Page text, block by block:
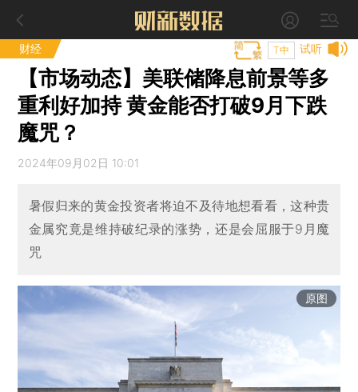
财经 试听
T中
【市场动态】美联储降息前景等多
重利好加持 黄金能否打破9月下跌
魔咒？
2024年09月02日 10:01
暑假归来的黄金投资者将迫不及待地想看看，这种贵
金属究竟是维持破纪录的涨势，还是会屈服于9月魔
咒
原图